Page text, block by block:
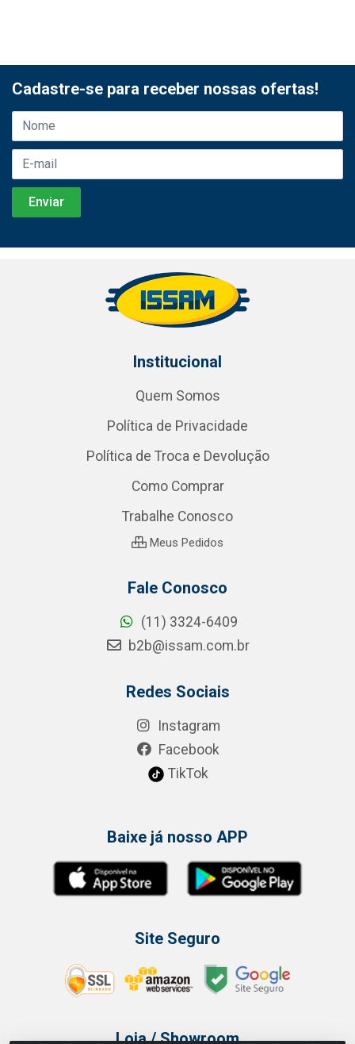
Cadastre-se para receber nossas ofertas!
Institucional
Quem Somos
Política de Privacidade
Política de Troca e Devolução
Como Comprar
Trabalhe Conosco
Meus Pedidos
Fale Conosco
(11) 3324-6409
b2b@issam.com.br
Redes Sociais
Instagram
Facebook
TikTok
Baixe já nosso APP
Site Seguro
Loja / Showroom